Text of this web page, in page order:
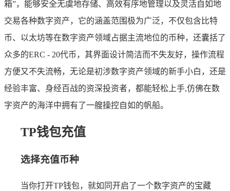
箱”，能够安全无虞地存储、高效有序地管理以及灵活自如地
交易各种数字资产，它的涵盖范围极为广泛，不仅包含比特
币、以太坊等在数字资产领域占据主流地位的币种，还囊括了
众多的ERC - 20代币，其界面设计简洁而不失友好，操作流程
方便又不失流畅，无论是初涉数字资产领域的新手小白，还是
经验丰富、身经百战的资深投资者，都能轻松上手,仿佛在数
字资产的海洋中拥有了一艘操控自如的帆船。
TP钱包充值
选择充值币种
当你打开TP钱包，就如同开启了一个数字资产的宝藏